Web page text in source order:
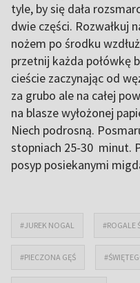
tyle, by się dała
dwie części. Rozwałkuj
nożem po środku
przetnij każda połówkę
cieście zaczynając od
za grubo ale na całej
na blasze wyłożonej
Niech podrosną.
stopniach 25-30 minut.
posyp posiekanymi
#JUREK NOGAL #ROGALE
#PIECZONA GĘŚ